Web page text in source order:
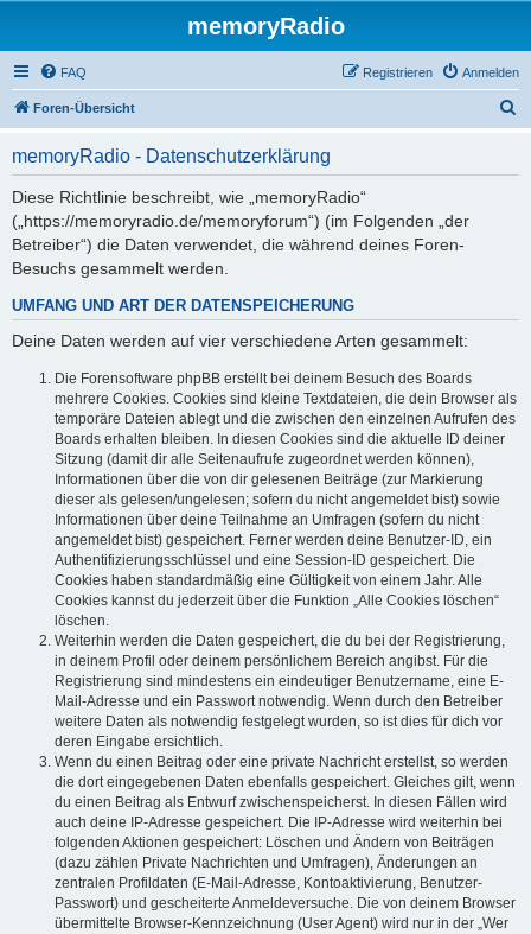
memoryRadio
FAQ Anmelden
Registrieren
Foren-Übersicht
memoryRadio - Datenschutzerklärung
Diese Richtlinie beschreibt, wie „memoryRadio“
(„https://memoryradio.de/memoryforum“) (im Folgenden „der
Betreiber“) die Daten verwendet, die während deines Foren-
Besuchs gesammelt werden.
UMFANG UND ART DER DATENSPEICHERUNG
Deine Daten werden auf vier verschiedene Arten gesammelt:
Die Forensoftware phpBB erstellt bei deinem Besuch des Boards
mehrere Cookies. Cookies sind kleine Textdateien, die dein Browser als
temporäre Dateien ablegt und die zwischen den einzelnen Aufrufen des
Boards erhalten bleiben. In diesen Cookies sind die aktuelle ID deiner
Sitzung (damit dir alle Seitenaufrufe zugeordnet werden können),
Informationen über die von dir gelesenen Beiträge (zur Markierung
dieser als gelesen/ungelesen; sofern du nicht angemeldet bist) sowie
Informationen über deine Teilnahme an Umfragen (sofern du nicht
angemeldet bist) gespeichert. Ferner werden deine Benutzer-ID, ein
Authentifizierungsschlüssel und eine Session-ID gespeichert. Die
Cookies haben standardmäßig eine Gültigkeit von einem Jahr. Alle
Cookies kannst du jederzeit über die Funktion „Alle Cookies löschen“
löschen.
Weiterhin werden die Daten gespeichert, die du bei der Registrierung,
in deinem Profil oder deinem persönlichem Bereich angibst. Für die
Registrierung sind mindestens ein eindeutiger Benutzername, eine E-
Mail-Adresse und ein Passwort notwendig. Wenn durch den Betreiber
weitere Daten als notwendig festgelegt wurden, so ist dies für dich vor
deren Eingabe ersichtlich.
Wenn du einen Beitrag oder eine private Nachricht erstellst, so werden
die dort eingegebenen Daten ebenfalls gespeichert. Gleiches gilt, wenn
du einen Beitrag als Entwurf zwischenspeicherst. In diesen Fällen wird
auch deine IP-Adresse gespeichert. Die IP-Adresse wird weiterhin bei
folgenden Aktionen gespeichert: Löschen und Ändern von Beiträgen
(dazu zählen Private Nachrichten und Umfragen), Änderungen an
zentralen Profildaten (E-Mail-Adresse, Kontoaktivierung, Benutzer-
Passwort) und gescheiterte Anmeldeversuche. Die von deinem Browser
übermittelte Browser-Kennzeichnung (User Agent) wird nur in der „Wer